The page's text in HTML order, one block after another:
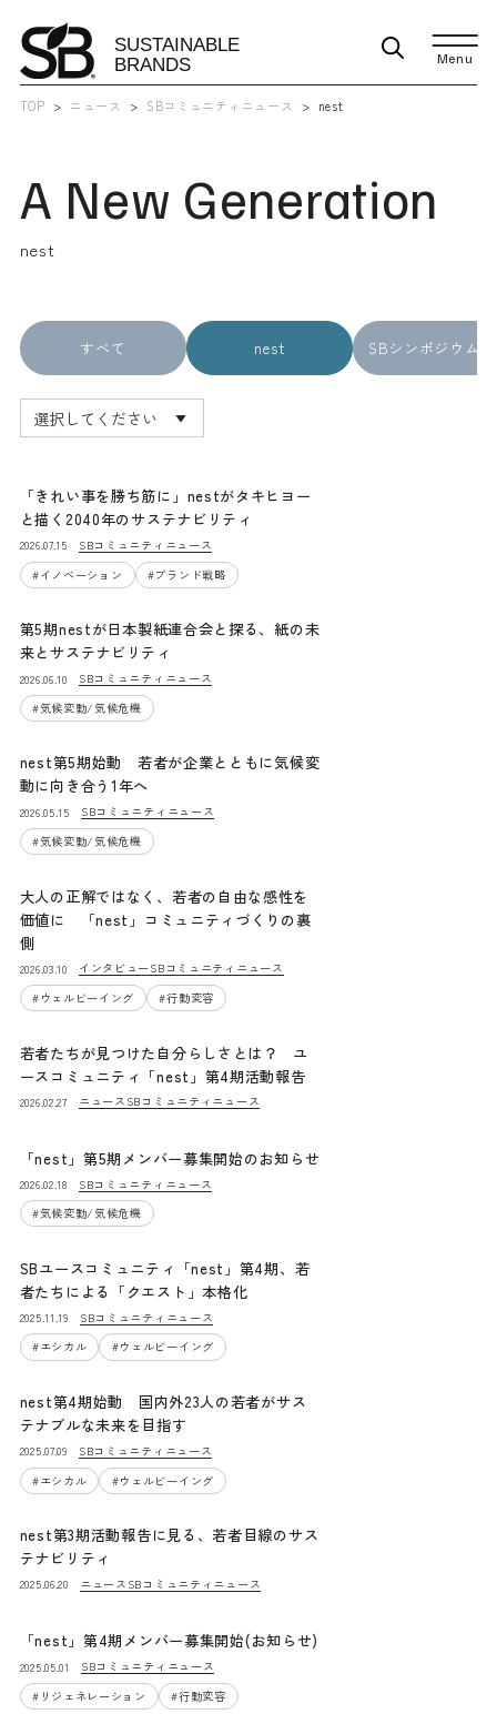
Menu
TOP ニュース SBコミュニティニュース nest
A New Generation
nest
すべて nest SBシンポジウム
「きれい事を勝ち筋に」nestがタキヒヨー
と描く2040年のサステナビリティ
2026.07.15
SBコミュニティニュース
#イノベーション #ブランド戦略
第5期nestが日本製紙連合会と探る、紙の未
来とサステナビリティ
2026.06.10
SBコミュニティニュース
#気候変動/気候危機
nest第5期始動 若者が企業とともに気候変
動に向き合う1年へ
2026.05.15
SBコミュニティニュース
#気候変動/気候危機
大人の正解ではなく、若者の自由な感性を
価値に 「nest」コミュニティづくりの裏
側
2026.03.10 インタビュー SBコミュニティニュース
# ウェルビーイング #行動変容
若者たちが見つけた自分らしさとは？ ユ
ースコミュニティ「nest」第4期活動報告
2026.02.27 ニュース SBコミュニティニュース
「nest」第5期メンバー募集開始のお知らせ
2026.02.18
SBコミュニティニュース
#気候変動/気候危機
SBユースコミュニティ「nest」第4期、若
者たちによる「クエスト」本格化
2025.11.19
SBコミュニティニュース
#エシカル #ウェルビーイング
nest第4期始動 国内外23人の若者がサス
テナブルな未来を目指す
2025.07.09
SBコミュニティニュース
#エシカル #ウェルビーイング
nest第3期活動報告に見る、若者目線のサス
テナビリティ
2025.06.20 ニュース SBコミュニティニュース
「nest」第4期メンバー募集開始(お知らせ)
2025.05.01
SBコミュニティニュース
# リジェネレーション #行動変容